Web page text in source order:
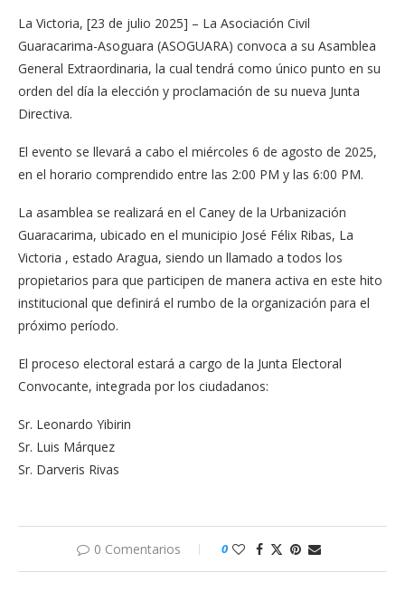
La Victoria, [23 de julio 2025] – La Asociación Civil
Guaracarima-Asoguara (ASOGUARA) convoca a su Asamblea
General Extraordinaria, la cual tendrá como único punto en su
orden del día la elección y proclamación de su nueva Junta
Directiva.
El evento se llevará a cabo el miércoles 6 de agosto de 2025,
en el horario comprendido entre las 2:00 PM y las 6:00 PM.
La asamblea se realizará en el Caney de la Urbanización
Guaracarima, ubicado en el municipio José Félix Ribas, La
Victoria , estado Aragua, siendo un llamado a todos los
propietarios para que participen de manera activa en este hito
institucional que definirá el rumbo de la organización para el
próximo período.
El proceso electoral estará a cargo de la Junta Electoral
Convocante, integrada por los ciudadanos:
Sr. Leonardo Yibirin
Sr. Luis Márquez
Sr. Darveris Rivas
0 Comentarios 0